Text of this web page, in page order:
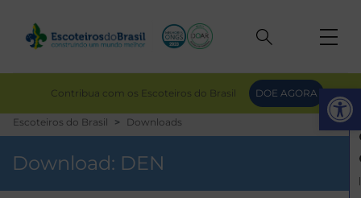
Contribua com os Escoteiros do Brasil DOE AGORA
Escoteiros do Brasil Downloads
Download: DEN